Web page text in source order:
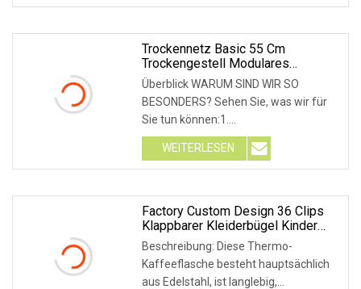
Trockennetz Basic 55 Cm
Trockengestell Modulares
Hydrokulturnetz Malla Secado
Indoor Growtent Net
Überblick WARUM SIND WIR SO
BESONDERS? Sehen Sie, was wir für
Sie tun können:1.
Zahlungsbedingungen – garantiert,
dass wir Ihnen nie davonlaufen: {10 %
vor der Produktion, 80 % vor dem
%}
WEITERLESEN
Factory Custom Design 36 Clips
Klappbarer Kleiderbügel Kinder
Erwachsene Wäschetrockner
Winddichte Socken Unterwäsche
Kunststoff-Wäscheständer
Beschreibung: Diese Thermo-
Kaffeeflasche besteht hauptsächlich
aus Edelstahl, ist langlebig,